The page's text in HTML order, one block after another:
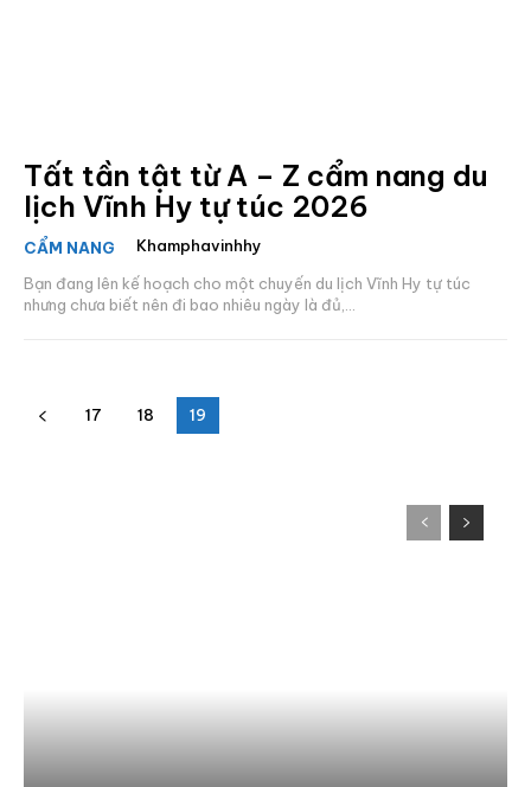
Tất tần tật từ A – Z cẩm nang du
lịch Vĩnh Hy tự túc 2026
CẨM NANG
Khamphavinhhy
Bạn đang lên kế hoạch cho một chuyến du lịch Vĩnh Hy tự túc
nhưng chưa biết nên đi bao nhiêu ngày là đủ,...
17 18 19